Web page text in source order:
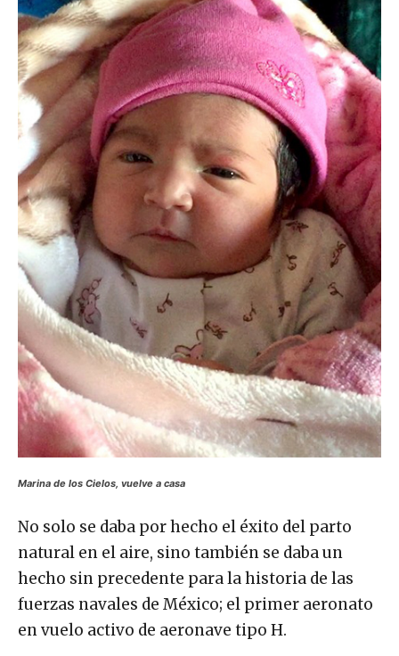
Marina de los Cielos, vuelve a casa
No solo se daba por hecho el éxito del parto
natural en el aire, sino también se daba un
hecho sin precedente para la historia de las
fuerzas navales de México; el primer aeronato
en vuelo activo de aeronave tipo H.